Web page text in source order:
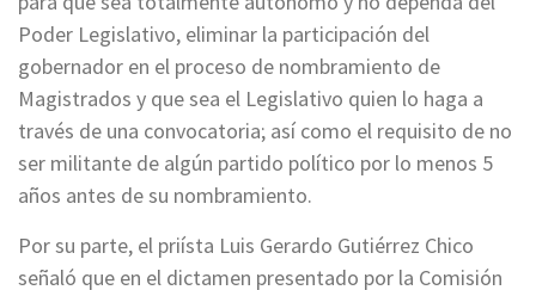
Poder Legislativo, eliminar la participación del
gobernador en el proceso de nombramiento de
Magistrados y que sea el Legislativo quien lo haga a
través de una convocatoria; así como el requisito de no
ser militante de algún partido político por lo menos 5
años antes de su nombramiento.
Por su parte, el priísta Luis Gerardo Gutiérrez Chico
señaló que en el dictamen presentado por la Comisión